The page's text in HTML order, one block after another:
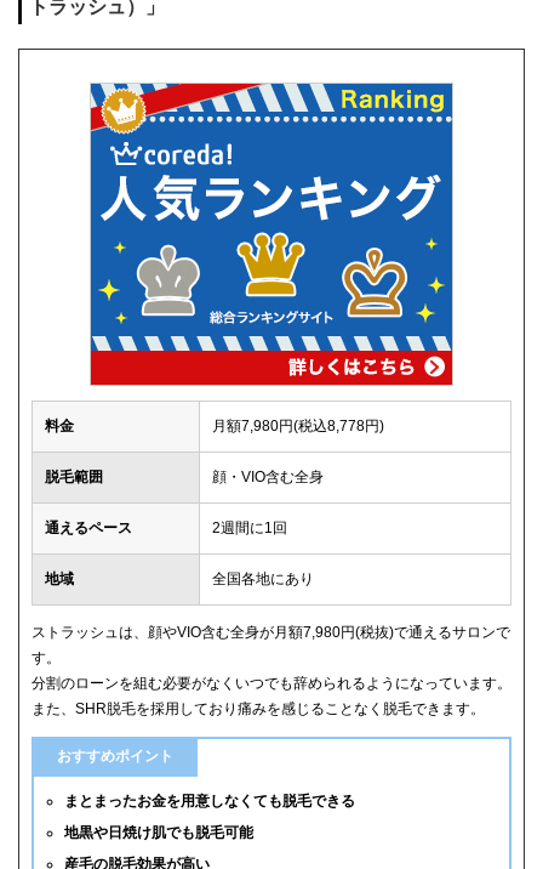
トラッシュ）」
料金 月額7,980円(税込8,778円)
脱毛範囲 顔・VIO含む全身
通えるペース 2週間に1回
地域 全国各地にあり
ストラッシュは、顔やVIO含む全身が月額7,980円(税抜)で通えるサロンで
す。
分割のローンを組む必要がなくいつでも辞められるようになっています。
また、SHR脱毛を採用しており痛みを感じることなく脱毛できます。
おすすめポイント
まとまったお金を用意しなくても脱毛できる
地黒や日焼け肌でも脱毛可能
産毛の脱毛効果が高い